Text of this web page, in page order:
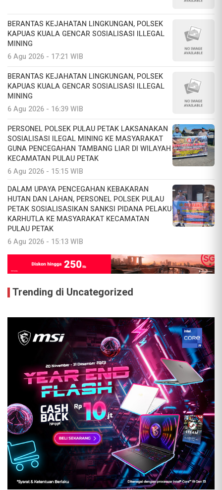
BERANTAS KEJAHATAN LINGKUNGAN, POLSEK
KAPUAS KUALA GENCAR SOSIALISASI ILLEGAL
MINING
6 Agu 2026 - 17:21 WIB
BERANTAS KEJAHATAN LINGKUNGAN, POLSEK
KAPUAS KUALA GENCAR SOSIALISASI ILLEGAL
MINING
6 Agu 2026 - 16:39 WIB
PERSONEL POLSEK PULAU PETAK LAKSANAKAN
SOSIALISASI ILEGAL MINING KE MASYARAKAT
GUNA PENCEGAHAN TAMBANG LIAR DI WILAYAH
KECAMATAN PULAU PETAK
6 Agu 2026 - 15:15 WIB
DALAM UPAYA PENCEGAHAN KEBAKARAN
HUTAN DAN LAHAN, PERSONEL POLSEK PULAU
PETAK SOSIALISASIKAN SANKSI PIDANA PELAKU
KARHUTLA KE MASYARAKAT KECAMATAN
PULAU PETAK
6 Agu 2026 - 15:13 WIB
Trending di Uncategorized